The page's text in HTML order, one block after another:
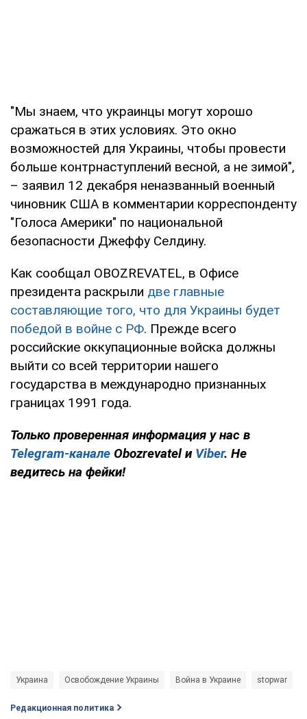
"Мы знаем, что украинцы могут хорошо
сражаться в этих условиях. Это окно
возможностей для Украины, чтобы провести
больше контрнаступлений весной, а не зимой",
– заявил 12 декабря неназванный военный
чиновник США в комментарии корреспонденту
"Голоса Америки" по национальной
безопасности Джеффу Селдину.
Как сообщал OBOZREVATEL, в Офисе
президента раскрыли две главные
составляющие того, что для Украины будет
победой в войне с РФ. Прежде всего
российские оккупационные войска должны
выйти со всей территории нашего
государства в международно признанных
границах 1991 года.
Только проверенная информация у нас в
Telegram-канале Obozrevatel и Viber. Не
ведитесь на фейки!
Украина Освобождение Украины Война в Украине stopwar
Редакционная политика